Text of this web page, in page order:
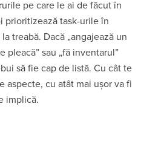
pe care le ai de făcut în
prioritizează task-urile în
treabă. Dacă „angajează un
pleacă” sau „fă inventarul”
să fie cap de listă. Cu cât te
aspecte, cu atât mai ușor va fi
implică.